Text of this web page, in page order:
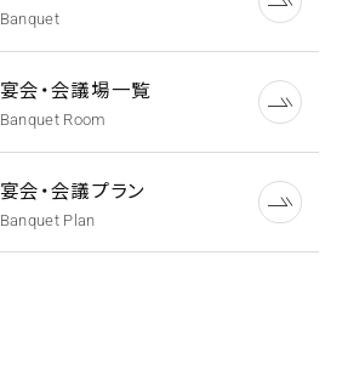
Banquet
宴会・会議場一覧
Banquet Room
宴会・会議プラン
Banquet Plan